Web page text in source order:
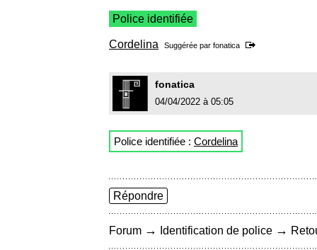
Police identifiée
Cordelina Suggérée par fonatica
fonatica
04/04/2022 à 05:05
Police identifiée : Cordelina
Répondre
Forum → Identification de police →